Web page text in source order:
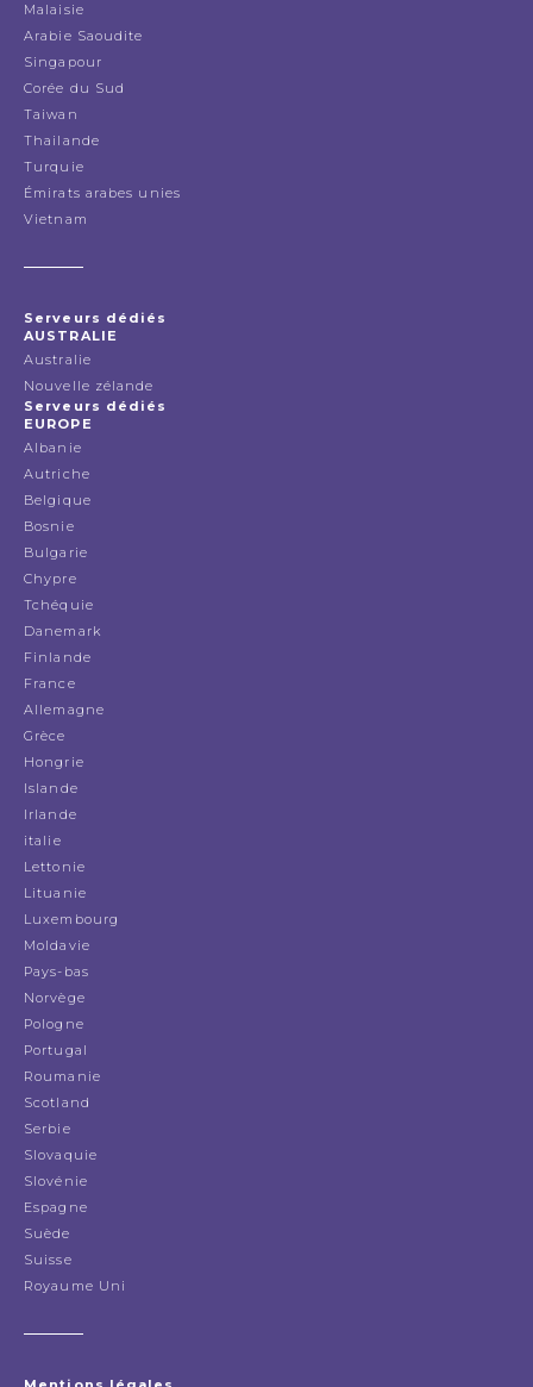
Malaisie
Arabie Saoudite
Singapour
Corée du Sud
Taiwan
Thailande
Turquie
Émirats arabes unies
Vietnam
Serveurs dédiés
AUSTRALIE
Australie
Nouvelle zélande
Serveurs dédiés
EUROPE
Albanie
Autriche
Belgique
Bosnie
Bulgarie
Chypre
Tchéquie
Danemark
Finlande
France
Allemagne
Grèce
Hongrie
Islande
Irlande
italie
Lettonie
Lituanie
Luxembourg
Moldavie
Pays-bas
Norvège
Pologne
Portugal
Roumanie
Scotland
Serbie
Slovaquie
Slovénie
Espagne
Suède
Suisse
Royaume Uni